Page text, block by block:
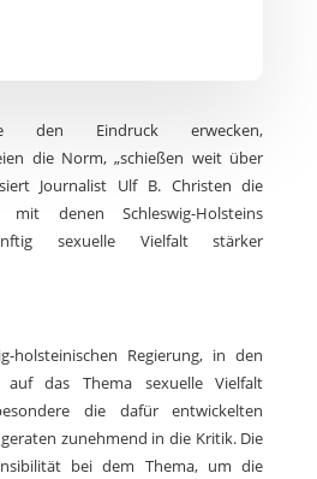
den Eindruck erwecken,
die Norm, „schießen weit über
Journalist Ulf B. Christen die
mit denen Schleswig-Holsteins
sexuelle Vielfalt stärker
holsteinischen Regierung, in den
auf das Thema sexuelle Vielfalt
die dafür entwickelten
zunehmend in die Kritik. Die
bei dem Thema, um die